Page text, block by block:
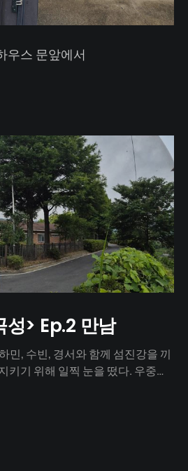
우스 문앞에서
> Ep.2 만남
민, 수빈, 경서와 함께 섬진강을 끼
위해 일찍 눈을 떴다. 우중충
길 사이로 찰랑거리는 아침 햇살